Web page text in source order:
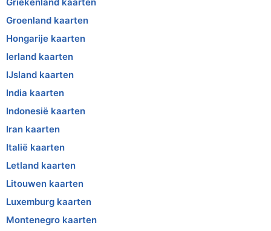
Groenland kaarten
Hongarije kaarten
Ierland kaarten
IJsland kaarten
India kaarten
Indonesië kaarten
Iran kaarten
Italië kaarten
Letland kaarten
Litouwen kaarten
Luxemburg kaarten
Montenegro kaarten